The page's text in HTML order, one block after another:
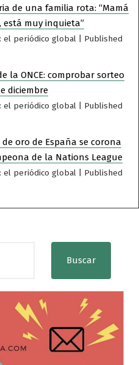
de una familia rota: “Mamá
está muy inquieta”
el periódico global
Published
la ONCE: comprobar sorteo
diciembre
el periódico global
Published
oro de España se corona
de la Nations League
el periódico global
Published
Buscar